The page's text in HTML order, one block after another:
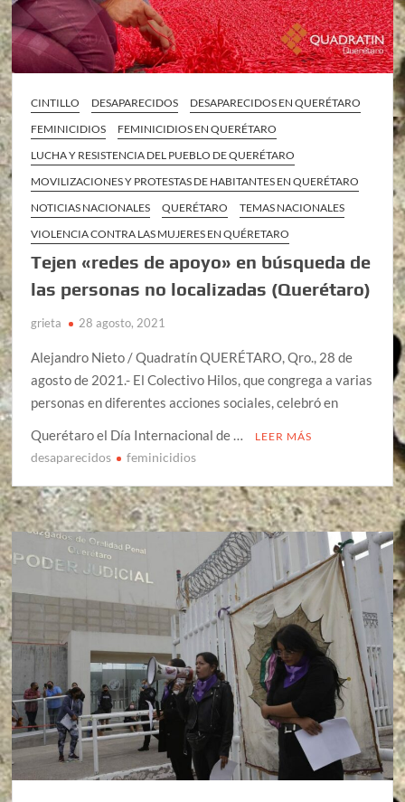
CINTILLO DESAPARECIDOS
DESAPARECIDOS EN QUERÉTARO
FEMINICIDIOS
FEMINICIDIOS EN QUERÉTARO
LUCHA Y RESISTENCIA DEL PUEBLO DE QUERÉTARO
MOVILIZACIONES Y PROTESTAS DE HABITANTES EN QUERÉTARO
NOTICIAS NACIONALES
QUERÉTARO
TEMAS NACIONALES
VIOLENCIA CONTRA LAS MUJERES EN QUÉRETARO
Tejen «redes de apoyo» en búsqueda de
las personas no localizadas (Querétaro)
grieta 28 agosto, 2021
Alejandro Nieto / Quadratín QUERÉTARO, Qro., 28 de
agosto de 2021.- El Colectivo Hilos, que congrega a varias
personas en diferentes acciones sociales, celebró en
Querétaro el Día Internacional de …
LEER MÁS
desaparecidos feminicidios